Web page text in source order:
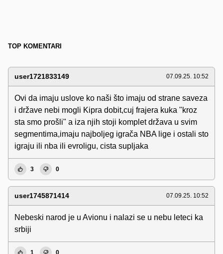
TOP KOMENTARI
user1721833149 07.09.25. 10:52
Ovi da imaju uslove ko naši što imaju od strane saveza
i države nebi mogli Kipra dobit,cuj frajera kuka "kroz
sta smo prošli" a iza njih stoji komplet država u svim
segmentima,imaju najboljeg igrača NBA lige i ostali sto
igraju ili nba ili evroligu, cista supljaka
3 0
user1745871414 07.09.25. 10:52
Nebeski narod je u Avionu i nalazi se u nebu leteci ka
srbiji
1 0